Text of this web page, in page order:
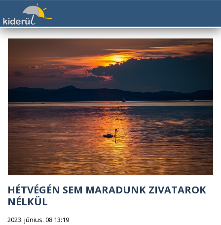
HÉTVÉGÉN SEM MARADUNK ZIVATAROK
NÉLKÜL
2023. június. 08 13:19